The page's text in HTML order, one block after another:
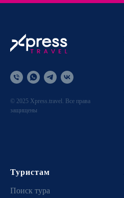
© 2025 Xpress.travel. Все права
защищены
Туристам
Поиск тура